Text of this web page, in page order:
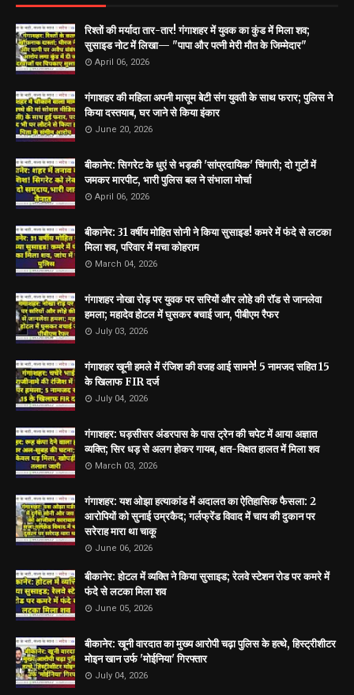
रिश्तों की मर्यादा तार-तार! गंगाशहर में युवक का कुंड में मिला शव;
सुसाइड नोट में लिखा— "पापा और पत्नी मेरी मौत के जिम्मेदार"
April 06, 2026
गंगाशहर की महिला अपनी मासूम बेटी संग युवती के साथ फरार; पुलिस ने
किया दस्तयाब, घर जाने से किया इंकार
June 20, 2026
बीकानेर: सिगरेट के धुएं से भड़की 'सांप्रदायिक' चिंगारी; दो गुटों में
जमकर मारपीट, भारी पुलिस बल ने संभाला मोर्चा
April 06, 2026
बीकानेर: 31 वर्षीय मोहित सोनी ने किया सुसाइड! कमरे में फंदे से लटका
मिला शव, परिवार में मचा कोहराम
March 04, 2026
गंगाशहर नोखा रोड़ पर युवक पर सरियों और लोहे की रॉड से जानलेवा
हमला; महादेव होटल में घुसकर बचाई जान, पीबीएम रैफर
July 03, 2026
गंगाशहर खूनी हमले में रंजिश की वजह आई सामने! 5 नामजद सहित 15
के खिलाफ FIR दर्ज
July 04, 2026
गंगाशहर: घड़सीसर अंडरपास के पास ट्रेन की चपेट में आया अज्ञात
व्यक्ति; सिर धड़ से अलग होकर गायब, क्षत-विक्षत हालत में मिला शव
March 03, 2026
गंगाशहर: यश ओझा हत्याकांड में अदालत का ऐतिहासिक फैसला: 2
आरोपियों को सुनाई उम्रकैद; गर्लफ्रेंड विवाद में चाय की दुकान पर
सरेराह मारा था चाकू
June 06, 2026
बीकानेर: होटल में व्यक्ति ने किया सुसाइड; रेलवे स्टेशन रोड पर कमरे में
फंदे से लटका मिला शव
June 05, 2026
बीकानेर: खूनी वारदात का मुख्य आरोपी चढ़ा पुलिस के हत्थे, हिस्ट्रीशीटर
मोइन खान उर्फ 'मोईनिया' गिरफ्तार
July 04, 2026